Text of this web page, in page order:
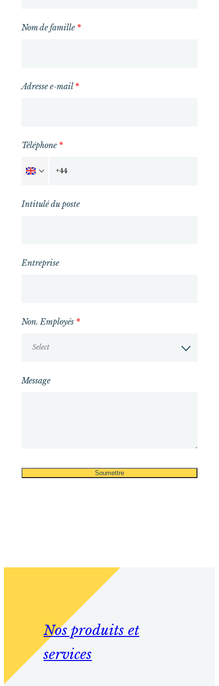
Nom de famille *
Adresse e-mail *
Téléphone *
Intitulé du poste
Entreprise
Non. Employés *
Select
Message
Nos produits et
services